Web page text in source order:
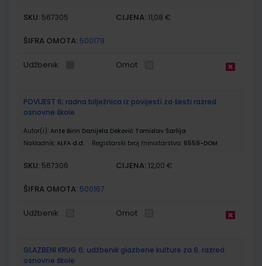
SKU: 567305 CIJENA: 11,08 €
ŠIFRA OMOTA: 500179
Udžbenik Omot
POVIJEST 6; radna bilježnica iz povijesti za šesti razred
osnovne škole
Autor(i): Ante Birin Danijela Deković Tomislav Šarlija
Nakladnik: ALFA d.d. Registarski broj ministarstva: 6559-DOM
SKU: 567306 CIJENA: 12,00 €
ŠIFRA OMOTA: 500167
Udžbenik Omot
GLAZBENI KRUG 6; udžbenik glazbene kulture za 6. razred
osnovne škole